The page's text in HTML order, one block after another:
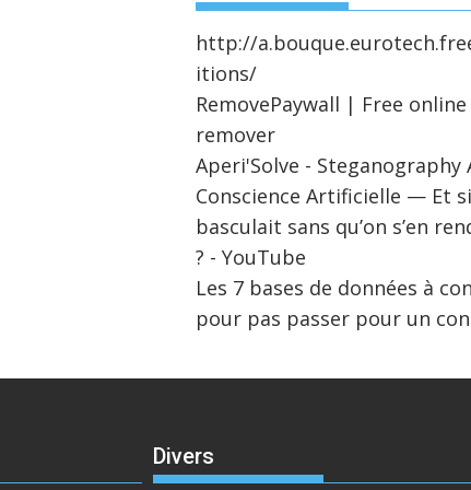
http://
itions/
RemovePaywall | Free
remover
Aperi'Solve - Steganography
Conscience Artificielle — Et
basculait sans qu’on s’en
? - YouTube
Les 7 bases de données à
pour pas passer pour un
Divers